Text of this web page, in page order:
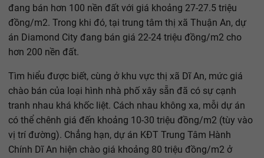
đang bán hơn 100 nền đất với giá khoảng 27-27.5 triệu
đồng/m2. Trong khi đó, tại trung tâm thị xã Thuận An, dự
án Diamond City đang bán giá 22-24 triệu đồng/m2 cho
hơn 200 nền đất.
Tìm hiểu được biết, cùng ở khu vực thị xã Dĩ An, mức giá
chào bán của loại hình nhà phố xây sẵn đã có sự cạnh
tranh nhau khá khốc liệt. Cách nhau không xa, mỗi dự án
có thể chênh giá đến khoảng 10-30 triệu đồng/m2 (tùy vào
vị trí đường). Chẳng hạn, dự án KĐT Trung Tâm Hành
Chính Dĩ An hiện chào giá khoảng 80 triệu đồng/m2 ở